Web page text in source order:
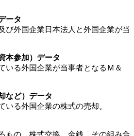
ータ
び外国企業日本法人と外国企業が当
本参加）データ
いる外国企業が当事者となるＭ＆
など）データ
いる外国企業の株式の売却。
もの。株式交換、金銭、その組み合